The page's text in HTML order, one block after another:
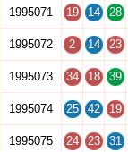
1995071 19 14 28
1995072 2 14 23
1995073 34 18 39
1995074 25 42 19
1995075 24 23 31